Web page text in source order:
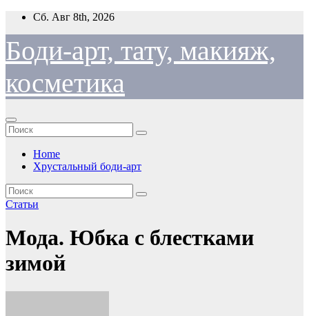
Перейти
содержимому
Сб. Авг 8th, 2026
Боди-арт, тату, макияж,
косметика
Home
Хрустальный боди-арт
Статьи
Мода. Юбка с блестками
зимой